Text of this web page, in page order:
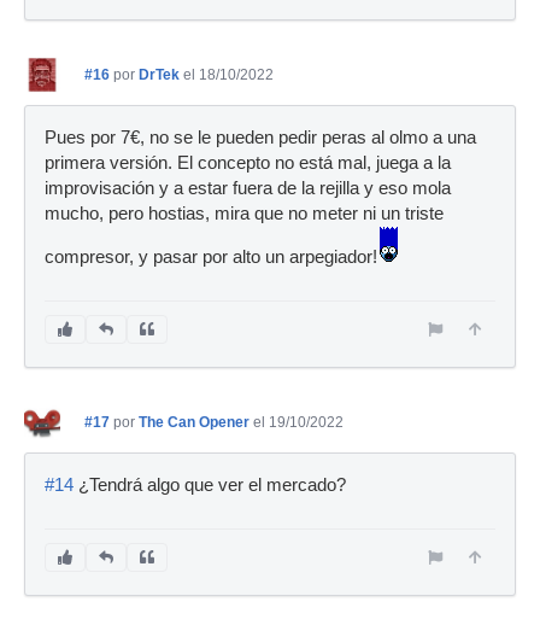
#16 por DrTek el 18/10/2022
Pues por 7€, no se le pueden pedir peras al olmo a una
primera versión. El concepto no está mal, juega a la
improvisación y a estar fuera de la rejilla y eso mola
mucho, pero hostias, mira que no meter ni un triste
compresor, y pasar por alto un arpegiador!
#17 por The Can Opener el 19/10/2022
#14 ¿Tendrá algo que ver el mercado?